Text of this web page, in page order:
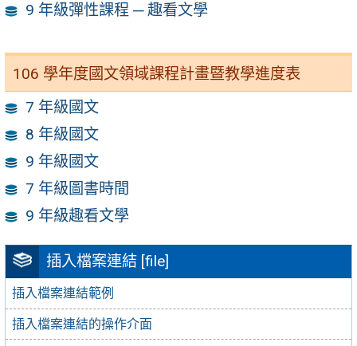
插入檔案連結 [file]
插入檔案連結範例
插入檔案連結的操作介面
9 年級彈性課程 ─ 趣看文學
106 學年度國文領域課程計畫暨教學進度表
7 年級國文
8 年級國文
9 年級國文
7 年級圖書時間
9 年級趣看文學